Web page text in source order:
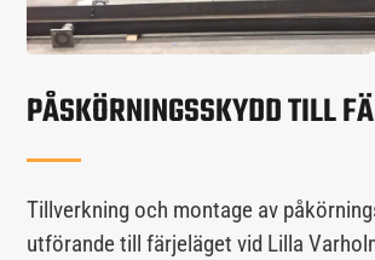
PÅSKÖRNINGSSKYDD TILL
Tillverkning och montage av
utförande till färjeläget vid Lilla